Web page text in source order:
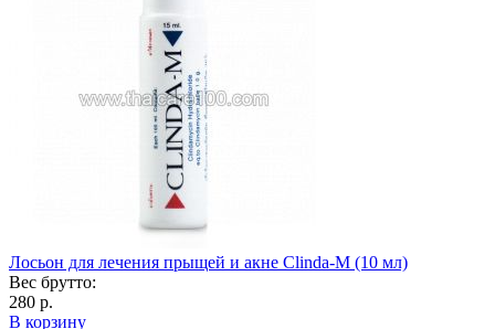
Лосьон для лечения прыщей и акне Clinda-M (10 мл)
Вес брутто:
280 р.
В корзину